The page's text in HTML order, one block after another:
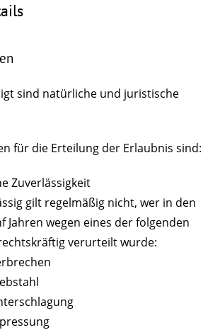
sind natürliche und juristische
für die Erteilung der Erlaubnis sind:
Zuverlässigkeit
gilt regelmäßig nicht, wer in den
Jahren wegen eines der folgenden
verurteilt wurde: